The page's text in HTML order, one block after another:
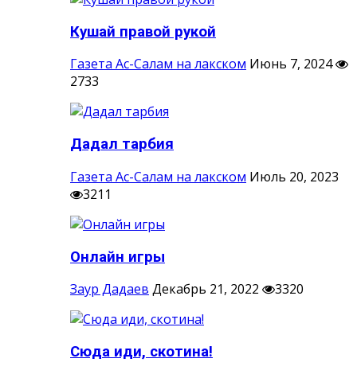
Кушай правой рукой
Газета Ас-Салам на лакском Июнь 7, 2024
2733
Дадал тарбия
Газета Ас-Салам на лакском Июль 20, 2023
3211
Онлайн игры
Заур Дадаев Декабрь 21, 2022 3320
Сюда иди, скотина!